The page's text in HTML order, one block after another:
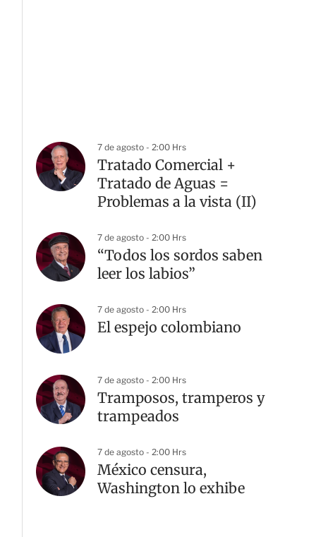
7 de agosto - 2:00 Hrs
Tratado Comercial +
Tratado de Aguas =
Problemas a la vista (II)
7 de agosto - 2:00 Hrs
“Todos los sordos saben
leer los labios”
7 de agosto - 2:00 Hrs
El espejo colombiano
7 de agosto - 2:00 Hrs
Tramposos, tramperos y
trampeados
7 de agosto - 2:00 Hrs
México censura,
Washington lo exhibe